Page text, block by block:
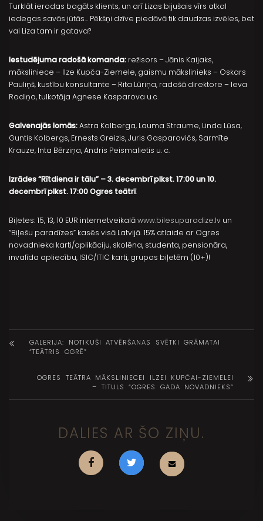
Turklāt ierodas bagāts klients, un arī Lizas bijušais vīrs atkal
iedegas savās jūtās… Pēkšņi dzīve piedāvā tik daudzas izvēles, bet
vai Liza tam ir gatava?
Iestudējuma radošā komanda: režisors – Jānis Kaijaks,
māksliniece – Ilze Kupča-Ziemele, gaismu mākslinieks – Oskars
Pauliņš, kustību konsultante – Rita Lūriņa, radošā direktore – Ieva
Rodiņa, tulkotāja Agnese Kasparova u.c.
Galvenajās lomās:Astra Kolberga, Lauma Straume, Linda Lūsa,
Guntis Kolbergs, Ernests Greizis, Juris Gasparovičs, Sarmīte
Krauze, Inta Bērziņa, Andris Peismalietis u. c.
Izrādes “Rītdiena ir tālu” – 3. decembrī plkst. 17:00 un 10.
decembrī plkst. 17:00 Ogres teātrī.
Biļetes: 15, 13, 10 EUR internetveikalāwww.bilesuparadize.lv un
“Biļešu paradīzes” kasēs visā Latvijā. 15% atlaide ar Ogres
novadnieka karti/aplikāciju, skolēna, studenta, pensionāra,
invalīda apliecību, ISIC/ITIC karti, grupas biļetēm (10+)!
GALERIJA: NOTIKUŠI ATVĒRŠANAS SVĒTKI GRĀMATAI
“TEĀTRIS OGRĒ”
OGRES TEĀTRA MĀKSLINIECEI ILZEI KUPČAI-ZIEMELEI
– TITULS “OGRES GADA NOVADNIEKS”
DALIES AR ŠO ZIŅU.